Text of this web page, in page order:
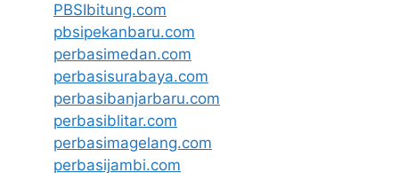
PBSIbitung.com
pbsipekanbaru.com
perbasimedan.com
perbasisurabaya.com
perbasibanjarbaru.com
perbasiblitar.com
perbasimagelang.com
perbasijambi.com